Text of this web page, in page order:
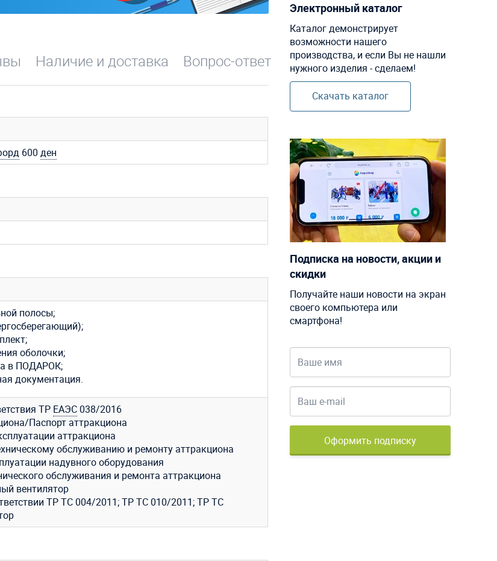
Наличие и доставка Вопрос-ответ
600 ден
полосы;
оболочки;
в ПОДАРОК;
документация.
ТР ЕАЭС038/2016
Паспорт аттракциона
аттракциона
обслуживанию и ремонту аттракциона
надувного оборудования
обслуживания и ремонта аттракциона
вентилятор
ТР ТС 004/2011; ТР ТС 010/2011; ТР ТС
Электронный каталог
Каталог демонстрирует
возможности нашего
производства, и если Вы не нашли
нужного изделия - сделаем!
Скачать каталог
Подписка на новости, акции и
скидки
Получайте наши новости на экран
своего компьютера или
смартфона!
Оформить подписку